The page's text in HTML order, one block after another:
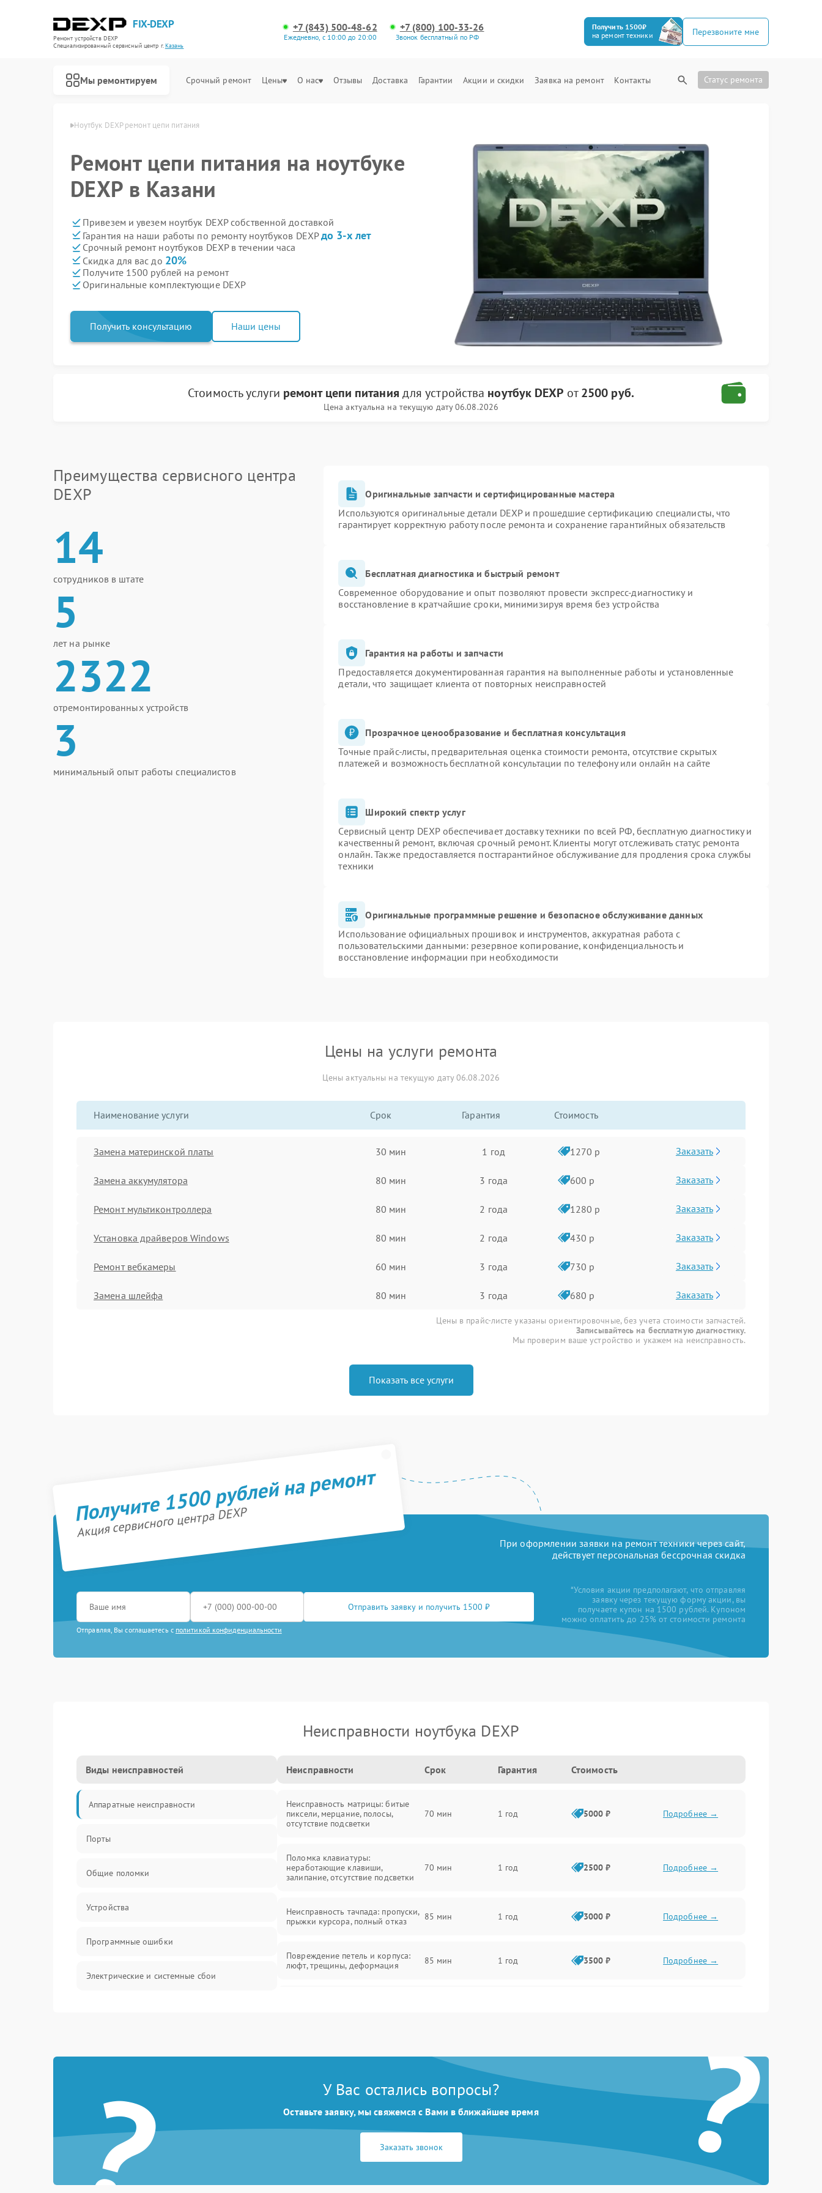
FIX-DEXP
Ремонт устройств DEXP
Специализированный cервисный центр г.Казань
+7 (843) 500-48-62
Ежедневно, с 10:00 до 20:00
+7 (800) 100-33-26
Звонок бесплатный по РФ
Получить 1500₽
на ремонт техники
Перезвоните мне
Мы ремонтируем Срочный ремонт Цены О нас Отзывы Доставка Гарантии Акции и скидки Заявка на ремонт Контакты Статус ремонта
Ноутбук DEXP ремонт цепи питания
Ремонт цепи питания на ноутбуке
DEXP в Казани
Привезем и увезем ноутбук DEXP собственной доставкой
Гарантия на наши работы по ремонту ноутбуков DEXPдо 3-х лет
Срочный ремонт ноутбуков DEXP в течении часа
Скидка для вас до 20%
Получите 1500 рублей на ремонт
Оригинальные комплектующие DEXP
Получить консультацию Наши цены
Стоимость услуги ремонт цепи питания для устройства ноутбук DEXP от2500 руб.
Цена актуальна на текущую дату 06.08.2026
Преимущества сервисного центра
DEXP
14
сотрудников в штате
5
лет на рынке
2322
отремонтированных устройств
3
минимальный опыт работы специалистов
Оригинальные запчасти и сертифицированные мастера
Используются оригинальные детали DEXP и прошедшие сертификацию специалисты, что
гарантирует корректную работу после ремонта и сохранение гарантийных обязательств
Бесплатная диагностика и быстрый ремонт
Современное оборудование и опыт позволяют провести экспресс-диагностику и
восстановление в кратчайшие сроки, минимизируя время без устройства
Гарантия на работы и запчасти
Предоставляется документированная гарантия на выполненные работы и установленные
детали, что защищает клиента от повторных неисправностей
Прозрачное ценообразование и бесплатная консультация
Точные прайс-листы, предварительная оценка стоимости ремонта, отсутствие скрытых
платежей и возможность бесплатной консультации по телефону или онлайн на сайте
Широкий спектр услуг
Сервисный центр DEXP обеспечивает доставку техники по всей РФ, бесплатную диагностику и
качественный ремонт, включая срочный ремонт. Клиенты могут отслеживать статус ремонта
онлайн. Также предоставляется постгарантийное обслуживание для продления срока службы
техники
Оригинальные программные решение и безопасное обслуживание данных
Использование официальных прошивок и инструментов, аккуратная работа с
пользовательскими данными: резервное копирование, конфиденциальность и
восстановление информации при необходимости
Цены на услуги ремонта
Цены актуальны на текущую дату 06.08.2026
Наименование услуги Срок Гарантия Стоимость
Замена материнской платы 30 мин 1 год 1270 р Заказать
Замена аккумулятора 80 мин 3 года 600 р Заказать
Ремонт мультиконтроллера 80 мин 2 года 1280 р Заказать
Установка драйверов Windows 80 мин 2 года 430 р Заказать
Ремонт вебкамеры 60 мин 3 года 730 р Заказать
Замена шлейфа 80 мин 3 года 680 р Заказать
Цены в прайс-листе указаны ориентировочные, без учета стоимости запчастей.
Записывайтесь на бесплатную диагностику.
Мы проверим ваше устройство и укажем на неисправность.
Показать все услуги
Получите 1500 рублей на ремонт
Акция сервисного центра DEXP
При оформлении заявки на ремонт техники через сайт,
действует персональная бессрочная скидка
Отправить заявку и получить 1500 ₽
Отправляя, Вы соглашаетесь с политикой конфиденциальности
*Условия акции предполагают, что отправляя
заявку через текущую форму акции, вы
получаете купон на 1500 рублей. Купоном
можно оплатить до 25% от стоимости ремонта
Неисправности ноутбука DEXP
Виды неисправностей
Аппаратные неисправности
Порты
Общие поломки
Устройства
Программные ошибки
Электрические и системные сбои
Система охлаждения
Неисправности Срок Гарантия Стоимость
Неисправность матрицы: битые
пиксели, мерцание, полосы,
отсутствие подсветки
70 мин 1 год 5000 ₽ Подробнее →
Поломка клавиатуры:
неработающие клавиши,
залипание, отсутствие подсветки
70 мин 1 год 2500 ₽ Подробнее →
Неисправность тачпада: пропуски,
прыжки курсора, полный отказ
85 мин 1 год 3000 ₽ Подробнее →
Повреждение петель и корпуса:
люфт, трещины, деформация
85 мин 1 год 3500 ₽ Подробнее →
85 мин 1 год 2000 ₽ Подробнее →
Перегрев из‑за пыли, износа
термопасты или неисправности
кулера
75 мин Подробнее →
Выход из строя SSD или HDD:
медленная загрузка, ошибки
80 мин Подробнее →
? ?
У Вас остались вопросы?
Оставьте заявку, мы свяжемся с Вами в ближайшее время
Заказать звонок